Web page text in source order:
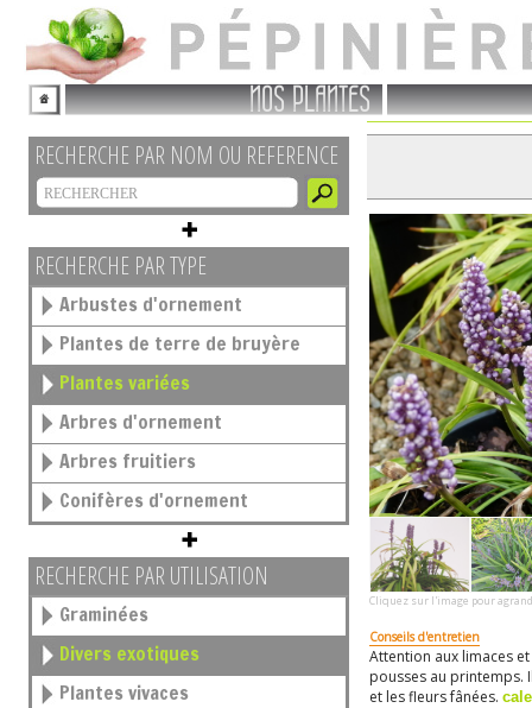
NOS PLANTES
RECHERCHE PAR NOM OU REFERENCE
RECHERCHE PAR TYPE
Arbustes d'ornement
Plantes de terre de bruyère
Plantes variées
Arbres d'ornement
Arbres fruitiers
Conifères d'ornement
RECHERCHE PAR UTILISATION
Graminées
Divers exotiques
Plantes vivaces
Cliquez sur l'image pour
Conseils d'entretien
Attention aux limaces
pousses au printemps.
et les fleurs fânées.